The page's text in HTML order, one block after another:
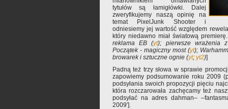
tytułów są łamigłówki. Dalej
zweryfikujemy naszą opinię na
temat PixelJunk Shooter i
odniesiemy jej wartość względem
który niedawno miał światową
reklama EB (yt); pierwsze wrażenia
Początek - magiczny most (yt);
browarek i sztuczne ognie (yt; yt2)]
Padną też trzy słowa w sprawie
zapowiemy podsumowanie roku 2009
podsyłania swoich propozycji pięciu
która rozczarowała zachęcamy też
podsyłać na adres dahman–
2009′].